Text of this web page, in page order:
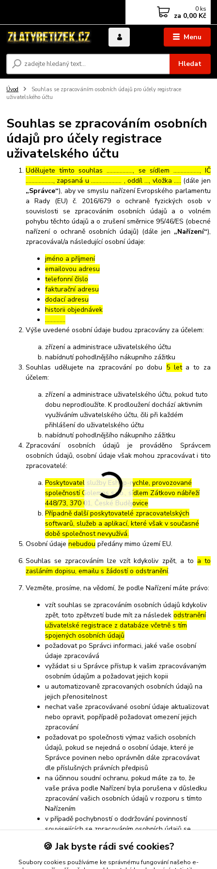
Menu
Hledat
0 ks
za 0,00 Kč
Úvod
Souhlas se zpracováním osobních údajů pro účely registrace
uživatelského účtu
Souhlas se zpracováním osobních
údajů pro účely registrace
uživatelského účtu
Udělujete tímto souhlas ……………..., se sídlem ………………, IČ
………………., zapsaná u ………………… , oddíl …, vložka ….. (dále jen
„Správce“), aby ve smyslu nařízení Evropského parlamentu
a Rady (EU) č. 2016/679 o ochraně fyzických osob v
souvislosti se zpracováním osobních údajů a o volném
pohybu těchto údajů a o zrušení směrnice 95/46/ES (obecné
nařízení o ochraně osobních údajů) (dále jen „Nařízení“),
zpracovával/a následující osobní údaje:
jméno a příjmení
emailovou adresu
telefonní číslo
fakturační adresu
dodací adresu
historii objednávek
…………..
Výše uvedené osobní údaje budou zpracovány za účelem:
zřízení a administrace uživatelského účtu
nabídnutí pohodlnějšího nákupního zážitku
Souhlas udělujete na zpracování po dobu 5 leta to za
účelem:
zřízení a administrace uživatelského účtu, pokud tuto
dobu neprodloužíte. K prodloužení dochází aktivním
využíváním uživatelského účtu, čili při každém
přihlášení do uživatelského účtu
nabídnutí pohodlnějšího nákupního zážitku
Zpracování osobních údajů je prováděno Správcem
osobních údajů, osobní údaje však mohou zpracovávat i tito
zpracovatelé:
Poskytovatel služby Eshop-rychle, provozované
společností Golemos s.r.o., sídlem Zátkovo nábřeží
448/73, 370 01, České Budějovice
Případně další poskytovatelé zpracovatelských
softwarů, služeb a aplikací, které však v současné
době společnost nevyužívá.
Osobní údajenebudou předány mimo území EU.
Souhlas se zpracováním lze vzít kdykoliv zpět, a to a to
zasláním dopisu, emailu s žádostí o odstranění.
Vezměte, prosíme, na vědomí, že podle Nařízení máte právo:
vzít souhlas se zpracováním osobních údajů kdykoliv
zpět, toto zpětvzetí bude mít za následekodstranění
uživatelské registrace z databáze včetně s tím
spojených osobních údajů
požadovat po Správci informaci, jaké vaše osobní
údaje zpracovává
vyžádat si u Správce přístup k vašim zpracovávaným
osobním údajům a požadovat jejich kopii
u automatizovaně zpracovaných osobních údajů na
jejich přenositelnost
nechat vaše zpracovávané osobní údaje aktualizovat
nebo opravit, popřípadě požadovat omezení jejich
zpracování
požadovat po společnosti výmaz vašich osobních
údajů, pokud se nejedná o osobní údaje, které je
Správce povinen nebo oprávněn dále zpracovávat
dle příslušných právních předpisů
na účinnou soudní ochranu, pokud máte za to, že
vaše práva podle Nařízení byla porušena v důsledku
zpracování vašich osobních údajů v rozporu s tímto
Nařízením
v případě pochybností o dodržování povinností
souvisejících se zpracováním osobních údajů se
osobních údajů
🍪 Jak byste rádi své cookies?
Soubory cookies používáme ke správnému fungování našeho e-